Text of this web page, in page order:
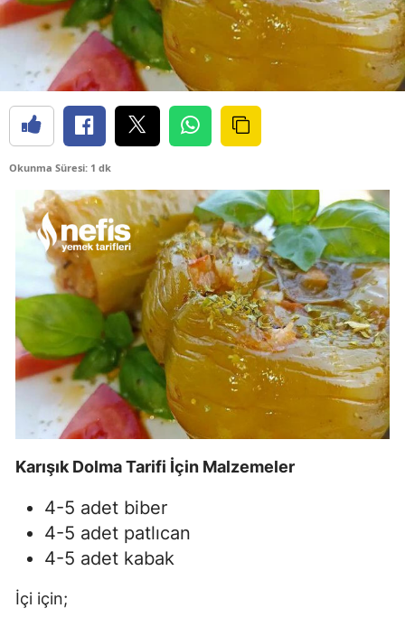
Okunma Süresi: 1 dk
Karışık Dolma Tarifi İçin Malzemeler
4-5 adet biber
4-5 adet patlıcan
4-5 adet kabak
İçi için;